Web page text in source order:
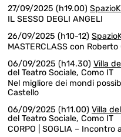
27/09/2025 (h19.00)
IL SESSO DEGLI ANGELI
26/09/2025 (h10-12)
MASTERCLASS con
06/09/2025 (h14.30) Villa
del Teatro Sociale, Como IT
Nel migliore dei mondi
Castello
06/09/2025 (h11.00) Villa
del Teatro Sociale, Como IT
CORPO | SOGLIA –